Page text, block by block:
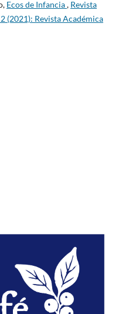
Ecos de Infancia, Revista
(2021): Revista Académica